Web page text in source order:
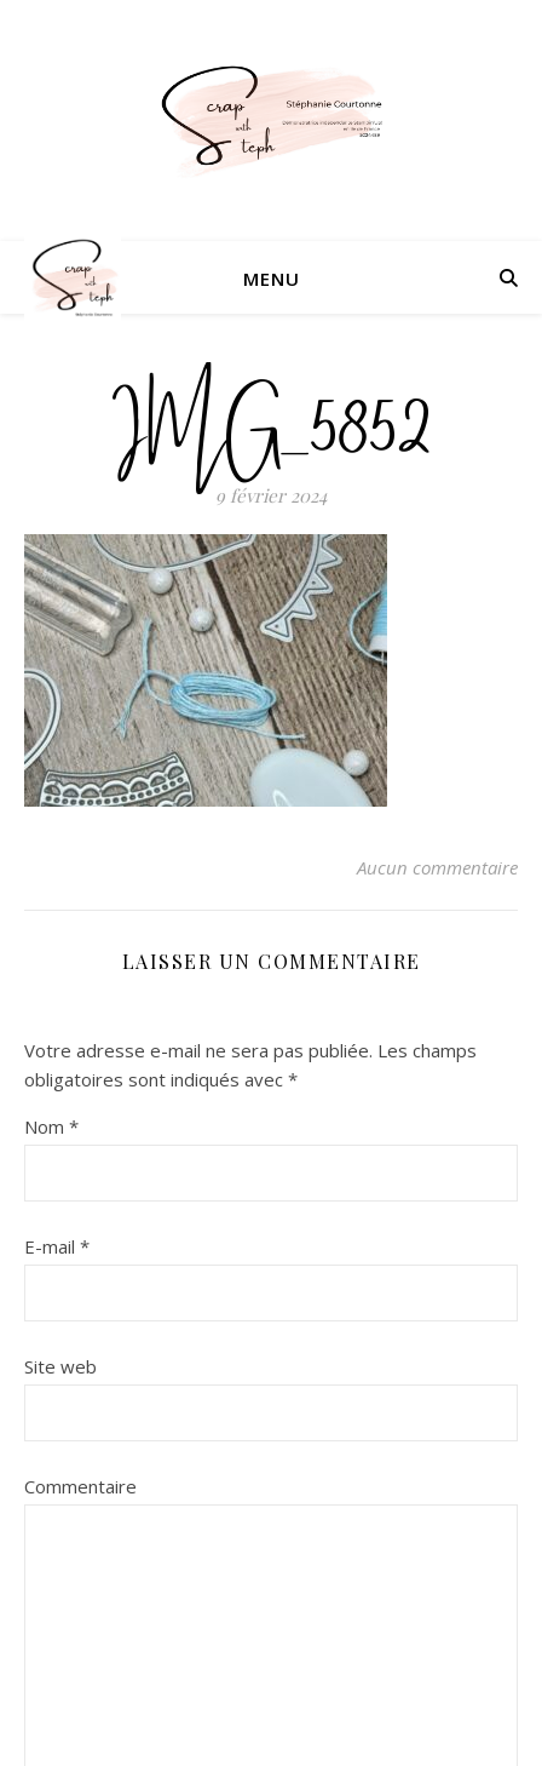
MENU
IMG_5852
9 février 2024
Aucun commentaire
LAISSER UN COMMENTAIRE
Votre adresse e-mail ne sera pas publiée. Les champs
obligatoires sont indiqués avec *
Nom *
E-mail *
Site web
Commentaire